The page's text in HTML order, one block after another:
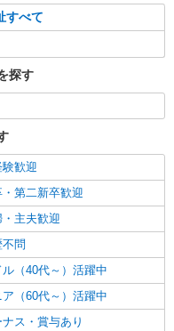
！０からスタートでも活
含む)＞
要/面接なし
詳細を見る
ト担当＊未経験OK！きれ
円 ＜交通費全支給(ガソリ
すべて
探す
歓迎
・第二新卒歓迎
・主夫歓迎
問
ル（40代～）活躍中
ア（60代～）活躍中
ス・賞与あり